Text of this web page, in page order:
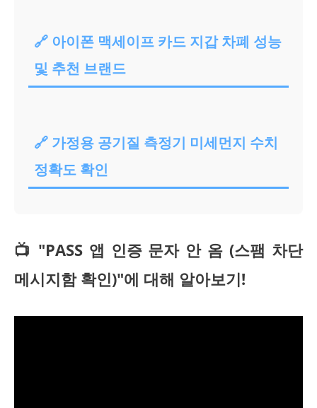
🔗 아이폰 맥세이프 카드 지갑 차폐 성능
및 추천 브랜드
🔗 가정용 공기질 측정기 미세먼지 수치
정확도 확인
📺 "PASS 앱 인증 문자 안 옴 (스팸 차단
메시지함 확인)"에 대해 알아보기!